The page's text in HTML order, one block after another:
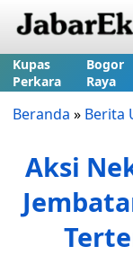
Kupas
Perkara
Bogor
Raya
Beranda » Berita
Aksi